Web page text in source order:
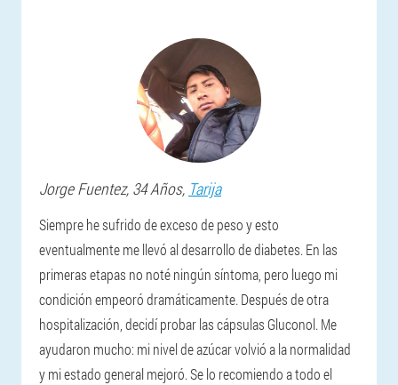
Jorge Fuentez, 34 Años, Tarija
Siempre he sufrido de exceso de peso y esto
eventualmente me llevó al desarrollo de diabetes. En las
primeras etapas no noté ningún síntoma, pero luego mi
condición empeoró dramáticamente. Después de otra
hospitalización, decidí probar las cápsulas Gluconol. Me
ayudaron mucho: mi nivel de azúcar volvió a la normalidad
y mi estado general mejoró. Se lo recomiendo a todo el